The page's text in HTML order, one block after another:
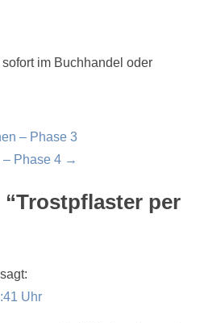
im Buchhandel oder
– Phase 3
– Phase 4 →
Trostpflaster per
sagt:
Uhr